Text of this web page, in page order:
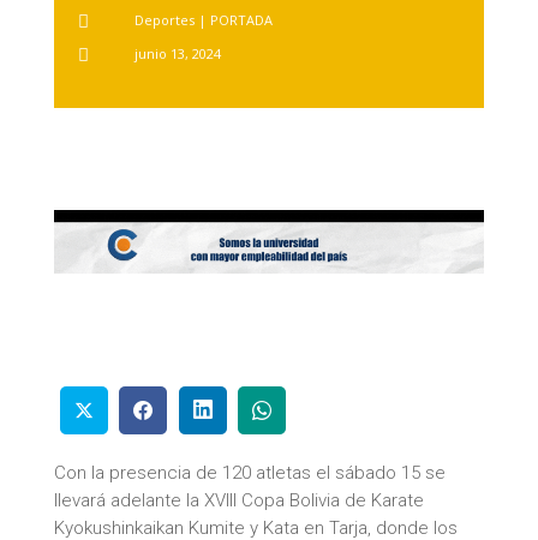
 Deportes| PORTADA
 junio 13, 2024
Con la presencia de 120 atletas el sábado 15 se
llevará adelante la XVIII Copa Bolivia de Karate
Kyokushinkaikan Kumite y Kata en Tarja, donde los